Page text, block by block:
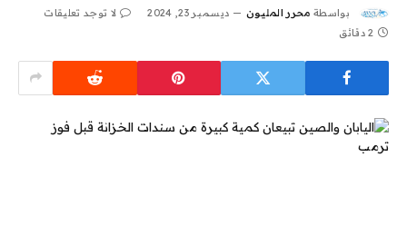
بواسطة محرر المليون ديسمبر 23, 2024
لا توجد تعليقات
2 دقائق